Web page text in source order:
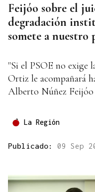
Feijóo sobre el
degradación
somete a nuestro
"Si el PSOE no exige
Ortiz le acompañará
Alberto Núñez Feijóo
La Región
Publicado: 09 Sep